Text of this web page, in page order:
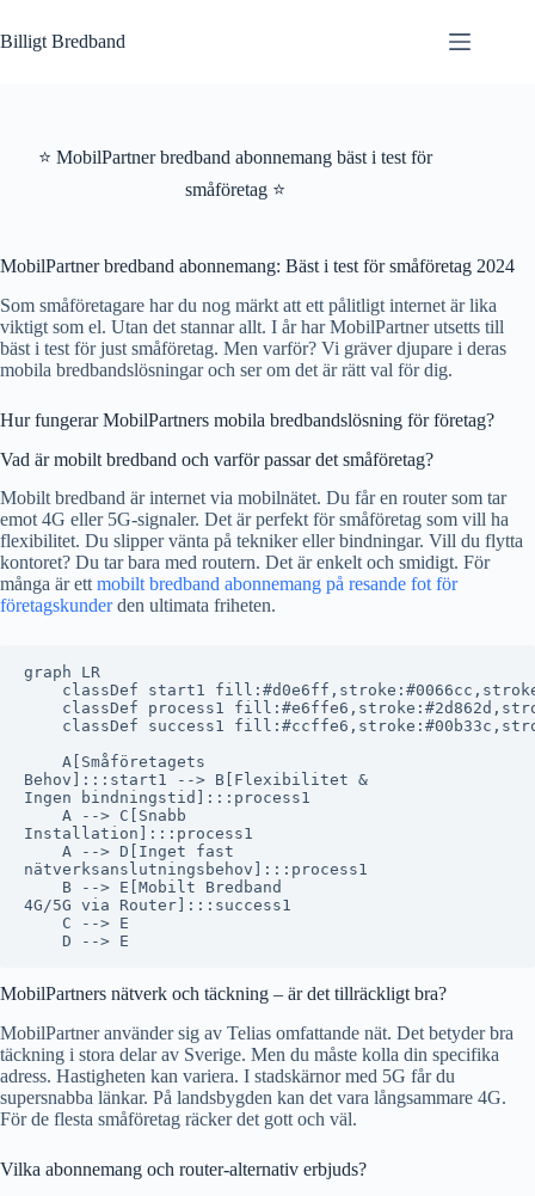
till
innehåll
Billigt Bredband
⭐ MobilPartner bredband abonnemang bäst i test för
småföretag ⭐
MobilPartner bredband abonnemang: Bäst i test för småföretag 2024
Som småföretagare har du nog märkt att ett pålitligt internet är lika
viktigt som el. Utan det stannar allt. I år har MobilPartner utsetts till
bäst i test för just småföretag. Men varför? Vi gräver djupare i deras
mobila bredbandslösningar och ser om det är rätt val för dig.
Hur fungerar MobilPartners mobila bredbandslösning för företag?
Vad är mobilt bredband och varför passar det småföretag?
Mobilt bredband är internet via mobilnätet. Du får en router som tar
emot 4G eller 5G-signaler. Det är perfekt för småföretag som vill ha
flexibilitet. Du slipper vänta på tekniker eller bindningar. Vill du flytta
kontoret? Du tar bara med routern. Det är enkelt och smidigt. För
många är ett mobilt bredband abonnemang på resande fot för
företagskunderden ultimata friheten.
graph LR
classDef start1
classDef process1
classDef success1
    A[Småföretagets
Behov]:::start1 --> B[Flexibilitet &
Ingen bindningstid]:::process1
    A --> C[Snabb
Installation]:::process1
    A --> D[Inget fast
nätverksanslutningsbehov]:::process1
    B --> E[Mobilt Bredband
4G/5G via Router]:::success1
    C --> E
MobilPartners nätverk och täckning – är det tillräckligt bra?
MobilPartner använder sig av Telias omfattande nät. Det betyder bra
täckning i stora delar av Sverige. Men du måste kolla din specifika
adress. Hastigheten kan variera. I stadskärnor med 5G får du
supersnabba länkar. På landsbygden kan det vara långsammare 4G.
För de flesta småföretag räcker det gott och väl.
Vilka abonnemang och router-alternativ erbjuds?